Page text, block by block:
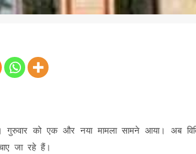
गुरुवार को एक और नया मामला सामने आया। अब
जा रहे हैं।